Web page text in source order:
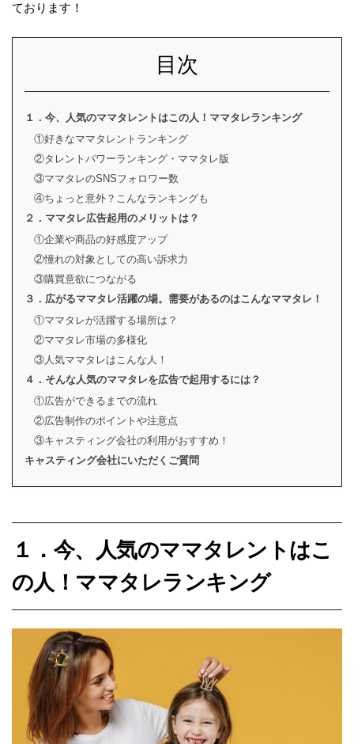
ております！
目次
１．今、人気のママタレントはこの人！ママタレランキング
①好きなママタレントランキング
②タレントパワーランキング・ママタレ版
③ママタレのSNSフォロワー数
④ちょっと意外？こんなランキングも
２．ママタレ広告起用のメリットは？
①企業や商品の好感度アップ
②憧れの対象としての高い訴求力
③購買意欲につながる
３．広がるママタレ活躍の場。需要があるのはこんなママタレ！
①ママタレが活躍する場所は？
②ママタレ市場の多様化
③人気ママタレはこんな人！
４．そんな人気のママタレを広告で起用するには？
①広告ができるまでの流れ
②広告制作のポイントや注意点
③キャスティング会社の利用がおすすめ！
キャスティング会社にいただくご質問
１．今、人気のママタレントはこ
の人！ママタレランキング